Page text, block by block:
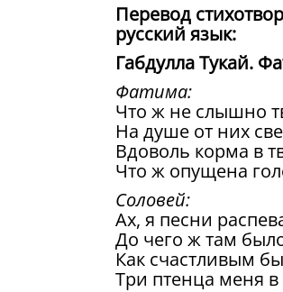
Перевод
русский язык:
Габдулла Тукай.
Фатима:
Что ж не слышно
На душе от них
Вдоволь корма в
Что ж опущена
Соловей:
Ах, я песни
До чего ж там
Как счастливым
Три птенца меня